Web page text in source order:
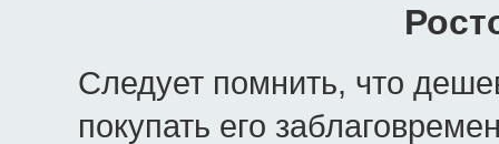
Следует помнить, что
покупать его